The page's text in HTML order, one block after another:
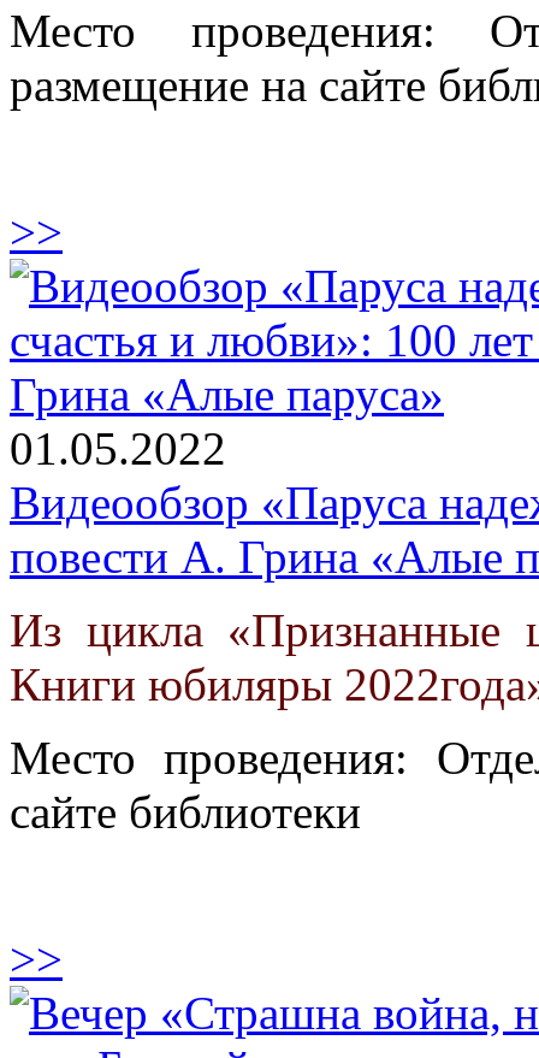
Место проведения:
размещение на сайте
>>
01.05.2022
Видеообзор «Паруса
повести А. Грина «Алые
Из цикла «Признанные
Книги юбиляры
Место проведения:
сайте библиотеки
>>